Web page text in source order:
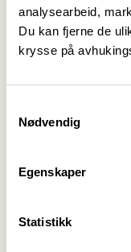
analysearbeid,
Du kan fjerne de
krysse på
Nødvendig
Egenskaper
Statistikk
Les
her:https://
styres-
representere